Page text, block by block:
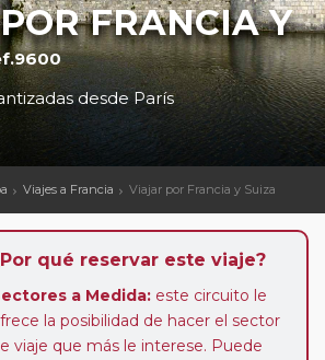
FRANCIA Y
desde París
Viajes a Francia Viajar por Francia y Suiza
qué reservar este viaje?
a Medida: este circuito le
la posibilidad de hacer el sector
viaje que más le interese. Puede